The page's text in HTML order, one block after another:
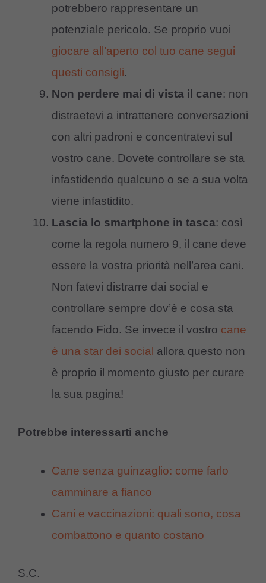
potrebbero rappresentare un
potenziale pericolo. Se proprio vuoi
giocare all’aperto col tuo cane segui
questi consigli.
Non perdere mai di vista il cane: non
distraetevi a intrattenere conversazioni
con altri padroni e concentratevi sul
vostro cane. Dovete controllare se sta
infastidendo qualcuno o se a sua volta
viene infastidito.
Lascia lo smartphone in tasca: così
come la regola numero 9, il cane deve
essere la vostra priorità nell’area cani.
Non fatevi distrarre dai social e
controllare sempre dov’è e cosa sta
facendo Fido. Se invece il vostro cane
è una star dei social allora questo non
è proprio il momento giusto per curare
la sua pagina!
Potrebbe interessarti anche
Cane senza guinzaglio: come farlo
camminare a fianco
Cani e vaccinazioni: quali sono, cosa
combattono e quanto costano
S.C.